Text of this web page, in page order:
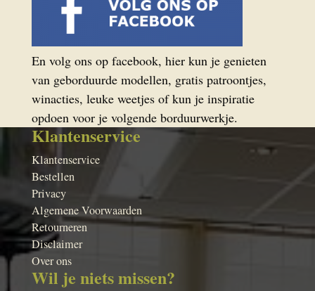
En volg ons op facebook, hier kun je genieten
van geborduurde modellen, gratis patroontjes,
winacties, leuke weetjes of kun je inspiratie
opdoen voor je volgende borduurwerkje.
Klantenservice
Klantenservice
Bestellen
Privacy
Algemene Voorwaarden
Retourneren
Disclaimer
Over ons
Wil je niets missen?